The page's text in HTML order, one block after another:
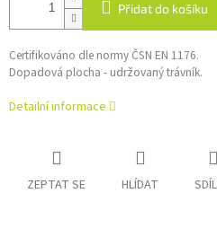
Přidat do košíku
Certifikováno dle normy ČSN EN 1176.
Dopadová plocha - udržovaný trávník.
Detailní informace
ZEPTAT SE HLÍDAT